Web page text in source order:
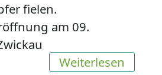
fielen.
am 09.
Weiterlesen